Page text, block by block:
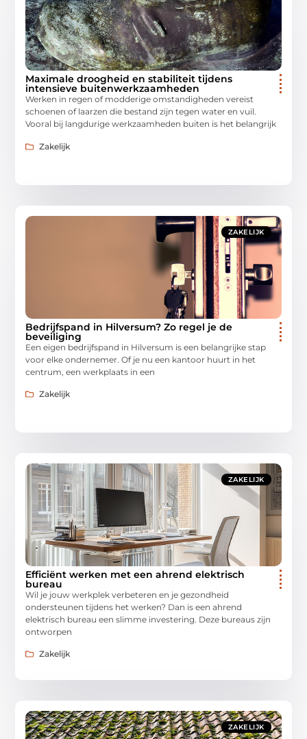
Maximale droogheid en stabiliteit tijdens
intensieve buitenwerkzaamheden
Werken in regen of modderige omstandigheden vereist
schoenen of laarzen die bestand zijn tegen water en vuil.
Vooral bij langdurige werkzaamheden buiten is het belangrijk
Zakelijk
ZAKELIJK
Bedrijfspand in Hilversum? Zo regel je de
beveiliging
Een eigen bedrijfspand in Hilversum is een belangrijke stap
voor elke ondernemer. Of je nu een kantoor huurt in het
centrum, een werkplaats in een
Zakelijk
ZAKELIJK
Efficiënt werken met een ahrend elektrisch
bureau
Wil je jouw werkplek verbeteren en je gezondheid
ondersteunen tijdens het werken? Dan is een ahrend
elektrisch bureau een slimme investering. Deze bureaus zijn
ontworpen
Zakelijk
ZAKELIJK